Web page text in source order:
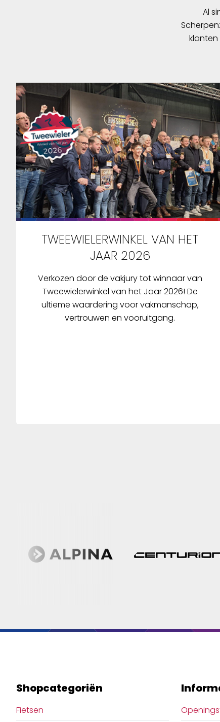
Al
TWEEWIELERWINKEL VAN HET
JAAR 2026
Verkozen door de vakjury tot winnaar van
Tweewielerwinkel van het Jaar 2026! De
ultieme waardering voor vakmanschap,
vertrouwen en vooruitgang.
Shopcategoriën
Fietsen